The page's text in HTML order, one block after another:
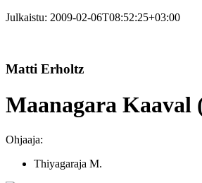
Julkaistu: 2009-02-06T08:52:25+03:00
Matti Erholtz
Maanagara Kaaval
Ohjaaja:
Thiyagaraja M.